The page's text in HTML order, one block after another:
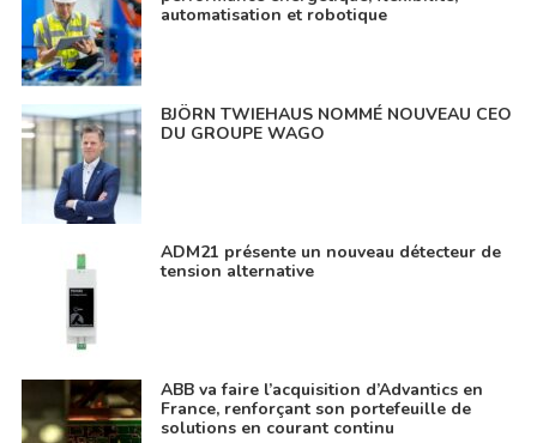
automatisation et robotique
BJÖRN TWIEHAUS NOMMÉ NOUVEAU CEO
DU GROUPE WAGO
ADM21 présente un nouveau détecteur de
tension alternative
ABB va faire l’acquisition d’Advantics en
France, renforçant son portefeuille de
solutions en courant continu